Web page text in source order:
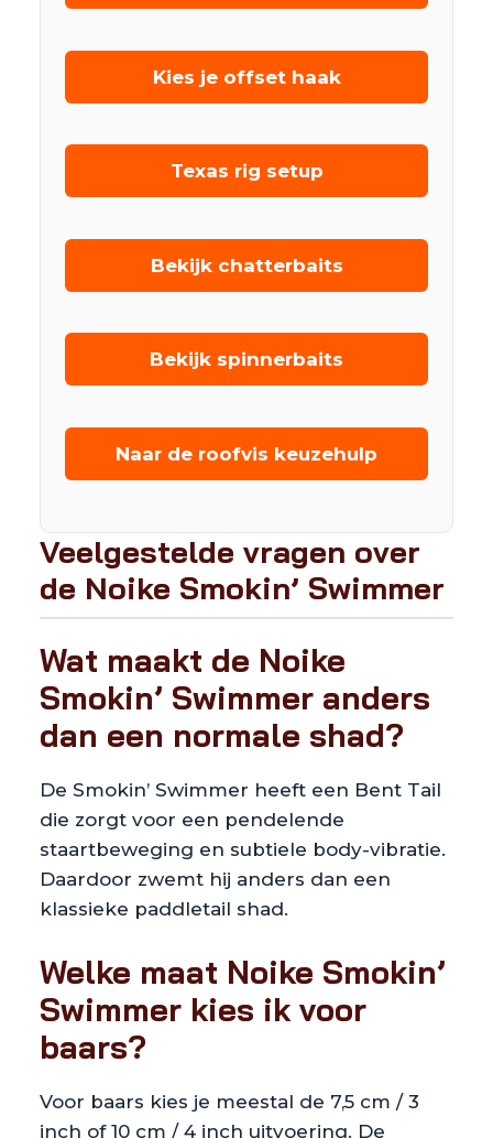
Kies je offset haak
Texas rig setup
Bekijk chatterbaits
Bekijk spinnerbaits
Naar de roofvis keuzehulp
Veelgestelde vragen over
de Noike Smokin’ Swimmer
Wat maakt de Noike
Smokin’ Swimmer anders
dan een normale shad?
De Smokin’ Swimmer heeft een Bent Tail
die zorgt voor een pendelende
staartbeweging en subtiele body-vibratie.
Daardoor zwemt hij anders dan een
klassieke paddletail shad.
Welke maat Noike Smokin’
Swimmer kies ik voor
baars?
Voor baars kies je meestal de 7,5 cm / 3
inch of 10 cm / 4 inch uitvoering. De